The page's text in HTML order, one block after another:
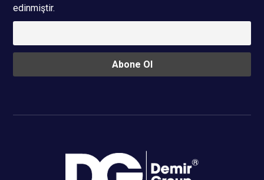
edinmiştir.